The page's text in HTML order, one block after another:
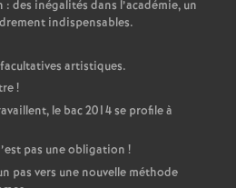
des inégalités dans l’académie, un
indispensables.
artistiques.
!
le bac 2014 se profile à
pas une obligation !
pas vers une nouvelle méthode